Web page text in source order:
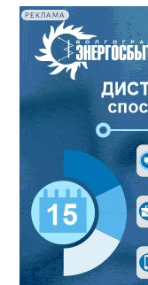
РЕКЛАМА